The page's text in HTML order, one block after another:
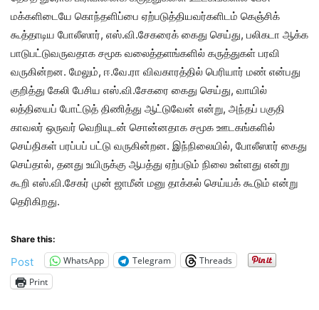
மக்களிடையே கொந்தளிப்பை ஏற்படுத்தியவர்களிடம் கெஞ்சிக்
கூத்தாடிய போலீஸார், எஸ்.வி.சேகரைக் கைது செய்து, பலிகடா ஆக்க
பாடுபட்டுவருவதாக சமூக வலைத்தளங்களில் கருத்துகள் பரவி
வருகின்றன. மேலும், ஈ.வே.ரா விவகாரத்தில் பெரியார் மண் என்பது
குறித்து கேலி பேசிய எஸ்.வி.சேகரை கைது செய்து, வாயில்
லத்தியைப் போட்டுத் திணித்து ஆட்டுவேன் என்று, அந்தப் பகுதி
காவலர் ஒருவர் வெறியுடன் சொன்னதாக சமூக ஊடகங்களில்
செய்திகள் பரப்பப் பட்டு வருகின்றன. இந்நிலையில், போலீஸார் கைது
செய்தால், தனது உயிருக்கு ஆபத்து ஏற்படும் நிலை உள்ளது என்று
கூறி எஸ்.வி.சேகர் முன் ஜாமீன் மனு தாக்கல் செய்யக் கூடும் என்று
தெரிகிறது.
Share this:
Post WhatsApp Telegram
Threads
Print